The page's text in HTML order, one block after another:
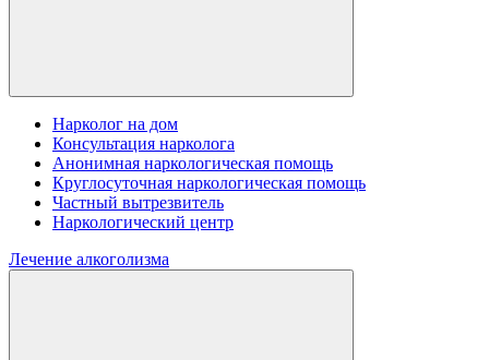
Нарколог на дом
Консультация нарколога
Анонимная наркологическая помощь
Круглосуточная наркологическая помощь
Частный вытрезвитель
Наркологический центр
Лечение алкоголизма